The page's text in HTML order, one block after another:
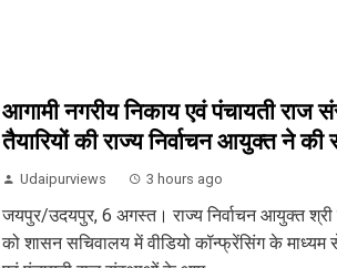
आगामी नगरीय निकाय एवं पंचायती राज
तैयारियों की राज्य निर्वाचन आयुक्त ने की
Udaipurviews 3 hours ago
जयपुर/उदयपुर, 6 अगस्त। राज्य निर्वाचन आयुक्त श्री
को शासन सचिवालय में वीडियो कॉन्फ्रेंसिंग के माध्यम